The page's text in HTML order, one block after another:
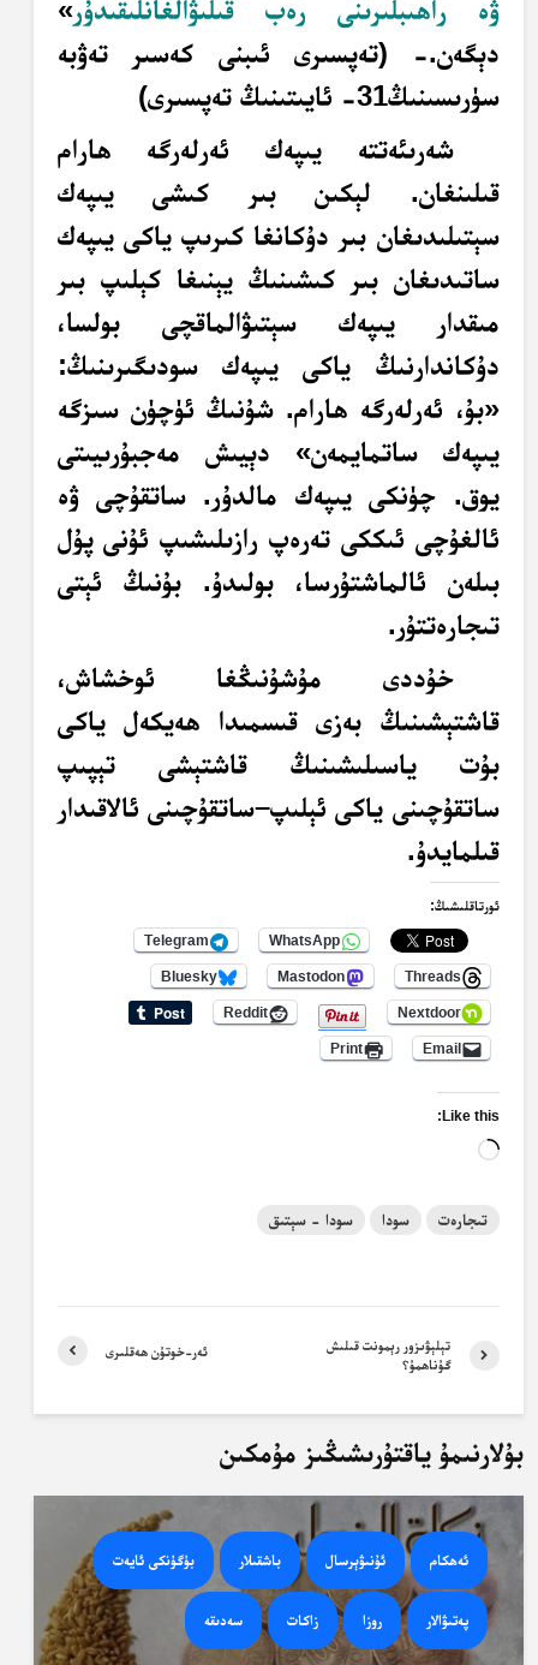
ۋە راھىبلىرىنى رەب قىلىۋالغانلىقىدۇر»
دېگەن.- (تەپسىرى ئىبنى كەسىر تەۋبە
سۈرىسىنىڭ31- ئايىتىنىڭ تەپسىرى)
شەرىئەتتە يىپەك ئەرلەرگە ھارام
قىلىنغان. لېكىن بىر كىشى يىپەك
سېتىلىدىغان بىر دۇكانغا كىرىپ ياكى يىپەك
ساتىدىغان بىر كىشىنىڭ يېنىغا كېلىپ بىر
مىقدار يىپەك سېتىۋالماقچى بولسا،
دۇكاندارنىڭ ياكى يىپەك سودىگىرىنىڭ:
«بۇ، ئەرلەرگە ھارام. شۇنىڭ ئۈچۈن سىزگە
يىپەك ساتمايمەن» دېيىش مەجبۇرىيىتى
يوق. چۈنكى يىپەك مالدۇر. ساتقۇچى ۋە
ئالغۇچى ئىككى تەرەپ رازىلىشىپ ئۇنى پۇل
بىلەن ئالماشتۇرسا، بولىدۇ. بۇنىڭ ئېتى
تىجارەتتۇر.
خۇددى مۇشۇنىڭغا ئوخشاش،
قاشتېشىنىڭ بەزى قىسمىدا ھەيكەل ياكى
بۇت ياسىلىشىنىڭ قاشتېشى تېپىپ
ساتقۇچىنى ياكى ئېلىپ–ساتقۇچىنى ئالاقىدار
قىلمايدۇ.
ئورتاقلىشىڭ:
WhatsApp
Telegram
Threads
Mastodon
Bluesky
Nextdoor
Reddit
Email
Print
Like this:
Loading…
تىجارەت سودا سودا - سېتىق
ئەر-خوتۇن ھەقلىرى
تېلېۋىزور رېمونت قىلىش
گۇناھمۇ؟
بۇلارنىمۇ ياقتۇرىشىڭىز مۇمكىن
ئەھكام ئۇنىۋېرسال باشقىلار بۈگۈنكى ئايەت
پەتىۋالار روزا زاكات سەدىقە